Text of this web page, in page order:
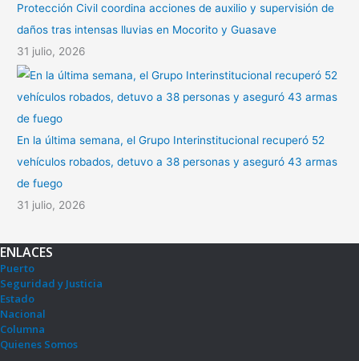
Protección Civil coordina acciones de auxilio y supervisión de
daños tras intensas lluvias en Mocorito y Guasave
31 julio, 2026
En la última semana, el Grupo Interinstitucional recuperó 52
vehículos robados, detuvo a 38 personas y aseguró 43 armas
de fuego
31 julio, 2026
ENLACES
Puerto
Seguridad y Justicia
Estado
Nacional
Columna
Quienes Somos